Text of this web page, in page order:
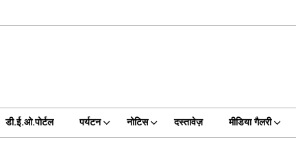
डी.ई.ओ.पोर्टल पर्यटन नोटिस दस्तावेज़ मीडिया गैलरी